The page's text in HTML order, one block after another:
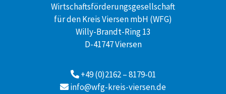
Wirtschaftsförderungsgesellschaft
für den Kreis Viersen mbH (WFG)
Willy-Brandt-Ring 13
D-41747 Viersen
+49 (0)2162 – 8179-01
info@wfg-kreis-viersen.de